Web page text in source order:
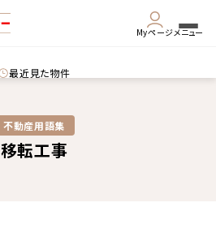
Myページメニュー
最近見た物件
不動産用語集​
移転工事